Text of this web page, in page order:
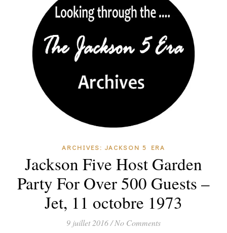
ARCHIVES: JACKSON 5 ERA
Jackson Five Host Garden
Party For Over 500 Guests –
Jet, 11 octobre 1973
9 juillet 2016/ No Comments